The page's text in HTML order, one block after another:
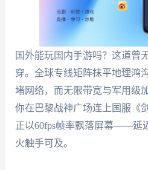
国外能玩国内手游吗？这道曾
穿。全球专线矩阵抹平地理鸿
堵网络，而无限带宽与军用级
你在巴黎战神广场连上国服《
正以60fps帧率飘落屏幕——延
火触手可及。